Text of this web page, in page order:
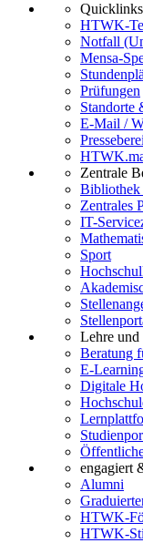
Quicklinks
HTWK-
Notfall
Mensa-
Prüfungen
Standorte
E-Mail /
Zentrale
Bibliothek
Zentrales
IT-
Sport
Lehre und
Beratung
E-
Digitale
engagiert
Alumni
HTWK-
HTWK-